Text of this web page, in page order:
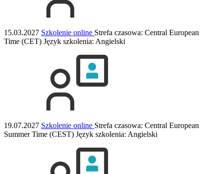
15.03.2027 Szkolenie online Strefa czasowa: Central European
Time (CET) Język szkolenia: Angielski
19.07.2027 Szkolenie online Strefa czasowa: Central European
Summer Time (CEST) Język szkolenia: Angielski